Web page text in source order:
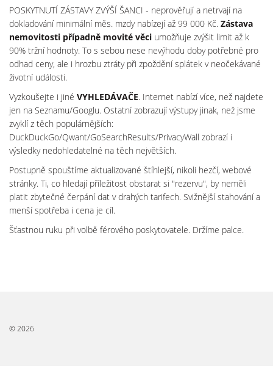
POSKYTNUTÍ ZÁSTAVY ZVÝŠÍ ŠANCI - neprověřují a netrvají na
dokladování minimální měs. mzdy nabízejí až 99 000 Kč. Zástava
nemovitosti případně movité věci umožňuje zvýšit limit až k
90% tržní hodnoty. To s sebou nese nevýhodu doby potřebné pro
odhad ceny, ale i hrozbu ztráty při zpoždění splátek v neočekávané
životní události.
Vyzkoušejte i jiné VYHLEDÁVAČE. Internet nabízí více, než najdete
jen na Seznamu/Googlu. Ostatní zobrazují výstupy jinak, než jsme
zvyklí z těch populárnějších:
DuckDuckGo/Qwant/GoSearchResults/PrivacyWall zobrazí i
výsledky nedohledatelné na těch největších.
Postupně spouštíme aktualizované štíhlejší, nikoli hezčí, webové
stránky. Ti, co hledají příležitost obstarat si "rezervu", by neměli
platit zbytečné čerpání dat v drahých tarifech. Svižnější stahování a
menší spotřeba i cena je cíl.
Šťastnou ruku při volbě férového poskytovatele. Držíme palce.
© 2026